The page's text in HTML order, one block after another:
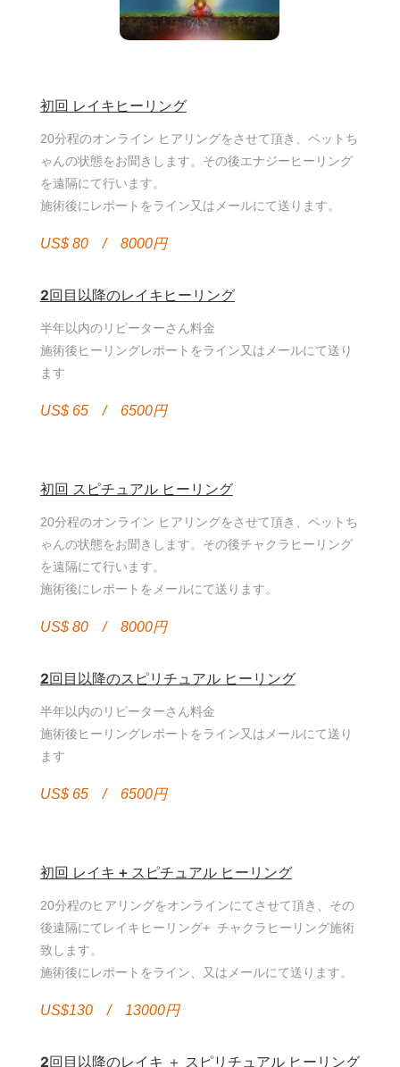
初回 レイキヒーリング
20分程のオンライン ヒアリングをさせて頂き、ペットち
ゃんの状態をお聞きします。その後エナジーヒーリング
を遠隔にて行います。
施術後にレポートをライン又はメールにて送ります。
US$ 80 / 8000円
2回目以降のレイキヒーリング
半年以内のリピーターさん料金
施術後ヒーリングレポートをライン又はメールにて送り
ます
US$ 65 / 6500円
初回 スピチュアル ヒーリング
20分程のオンライン ヒアリングをさせて頂き、ペットち
ゃんの状態をお聞きします。その後チャクラヒーリング
を遠隔にて行います。
施術後にレポートをメールにて送ります。
US$ 80 / 8000円
2回目以降のスピリチュアル ヒーリング
半年以内のリピーターさん料金
施術後ヒーリングレポートをライン又はメールにて送り
ます
US$ 65 / 6500円
初回 レイキ + スピチュアル ヒーリング
20分程のヒアリングをオンラインにてさせて頂き、その
後遠隔にてレイキヒーリング+ チャクラヒーリング施術
致します。
施術後にレポートをライン、又はメールにて送ります。
US$130 / 13000円
2回目以降のレイキ ＋ スピリチュアル ヒーリング